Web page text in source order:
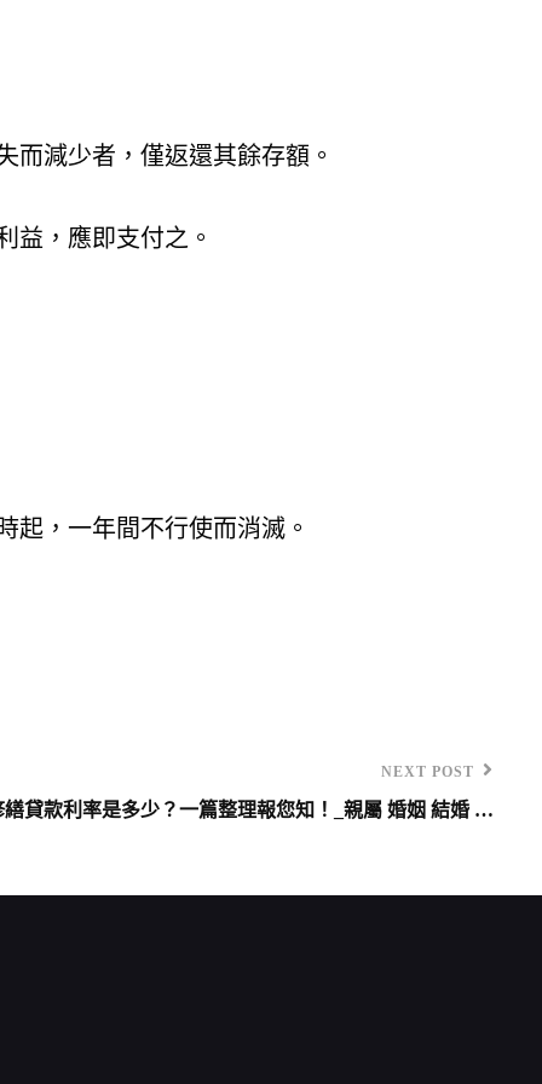
而減少者，僅返還其餘存額。
益，應即支付之。
起，一年間不行使而消滅。
NEXT POST
繕貸款利率是多少？一篇整理報您知！_親屬 婚姻 結婚 …